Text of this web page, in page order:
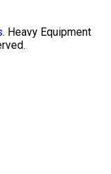
. Heavy Equipment